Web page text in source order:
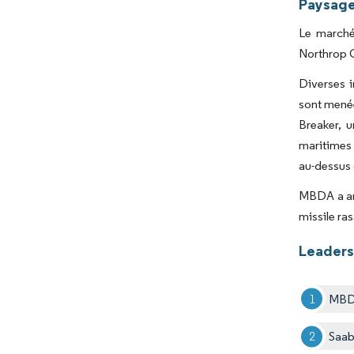
Le
Northrop
Diverses
sont
Breaker,
maritimes
au-dessus
MBDA a
missile